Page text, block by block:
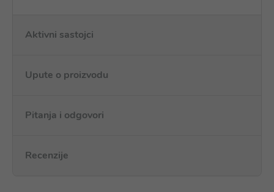
Aktivni sastojci
Upute o proizvodu
Pitanja i odgovori
Recenzije